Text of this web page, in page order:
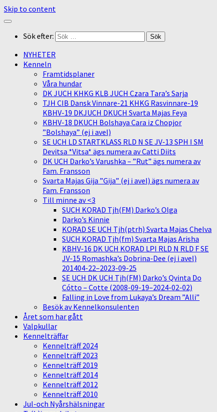
Skip to content
Sök efter:
NYHETER
Kenneln
Framtidsplaner
Våra hundar
DK JUCH KHKG KLB JUCH Czara Tara’s Sarja
TJH CIB Dansk Vinnare-21 KHKG Rasvinnare-19
KBHV-19 DKJUCH DKUCH Svarta Majas Feya
KBHV-18 DKUCH Bolshaya Cara iz Chopjor
”Bolshaya” (ej i avel)
SE UCH LD STARTKLASS RLD N SE JV-13 SPH I SM
Devitsa *Vitsa* ägs numera av Catti Diits
DK UCH Darko’s Varushka – ”Rut” ägs numera av
Fam. Fransson
Svarta Majas Gija ”Gija” (ej i avel) ägs numera av
Fam. Fransson
Till minne av <3
SUCH KORAD Tjh(FM) Darko’s Olga
Darko’s Kinnie
KORAD SE UCH Tjh(ptrh) Svarta Majas Chelva
SUCH KORAD Tjh(fm) Svarta Majas Arisha
KBHV-16 DK UCH KORAD LPI RLD N RLD F SE
JV-15 Romashka’s Dobrina-Dee (ej i avel)
201404-22–2023-09-25
SE UCH DK UCH Tjh(FM) Darko’s Qvinta Do
Cótto – Cotte (2008-09-19–2024-02-02)
Falling in Love from Lukaya’s Dream ”Alli”
Besök av Kennelkonsulenten
Året som har gått
Valpkullar
Kennelträffar
Kennelträff 2024
Kennelträff 2023
Kennelträff 2019
Kennelträff 2014
Kennelträff 2012
Kennelträff 2010
Jul-och Nyårshälsningar